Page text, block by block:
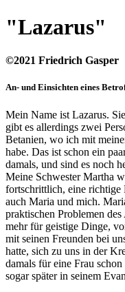
"Lazarus"
©2021 Friedrich Gasper
An- und Einsichten eines
Mein Name ist Lazarus.
gibt es allerdings zwei
Betanien, wo ich mit
habe. Das ist schon ein
damals, und sind es noch
Meine Schwester Martha
fortschrittlich, eine richtige
auch Maria und mich.
praktischen Problemen
mehr für geistige Dinge,
mit seinen Freunden bei
hatte, sich zu uns in der
damals für eine Frau
sogar später in seinem